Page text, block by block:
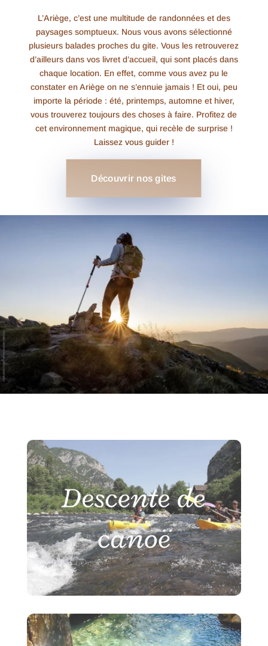
L’Ariège, c’est une multitude de randonnées et des
paysages somptueux. Nous vous avons sélectionné
plusieurs balades proches du gite. Vous les retrouverez
d’ailleurs dans vos livret d’accueil, qui sont placés dans
chaque location. En effet, comme vous avez pu le
constater en Ariège on ne s’ennuie jamais ! Et oui, peu
importe la période : été, printemps, automne et hiver,
vous trouverez toujours des choses à faire. Profitez de
cet environnement magique, qui recèle de surprise !
Laissez vous guider !
Découvrir nos gites